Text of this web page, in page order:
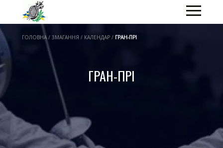
ГОЛОВНА / ЗМАГАННЯ / КАЛЕНДАР / ГРАН-ПРІ
ГРАН-ПРІ